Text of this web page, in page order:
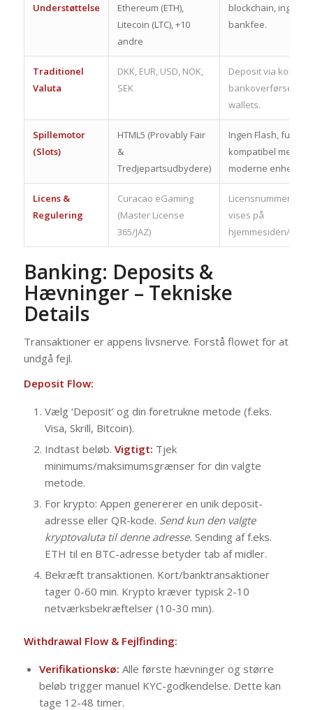
Understøttelse
Ethereum (ETH),
Litecoin (LTC), +10
andre
blockchain, ingen
bankfee.
Traditionel
Valuta
DKK, EUR, USD, NOK,
SEK
Deposit via kort,
bankoverførsel, e-
wallets.
Spillemotor
(Slots)
HTML5 (Provably Fair
&
Tredjepartsudbydere)
Ingen Flash, fuldt
kompatibel med
moderne enheder.
Licens &
Regulering
Curacao eGaming
(Master License
365/JAZ)
Licensnummer skal
vises på
hjemmesiden/
Banking: Deposits &
Hævninger – Tekniske
Details
Transaktioner er appens livsnerve. Forstå flowet for at
undgå fejl.
Deposit Flow:
Vælg ‘Deposit’ og din foretrukne metode (f.eks.
Visa, Skrill, Bitcoin).
Indtast beløb. Vigtigt: Tjek
minimums/maksimumsgrænser for din valgte
metode.
For krypto: Appen genererer en unik deposit-
adresse eller QR-kode. Send kun den valgte
kryptovaluta til denne adresse. Sending af f.eks.
ETH til en BTC-adresse betyder tab af midler.
Bekræft transaktionen. Kort/banktransaktioner
tager 0-60 min. Krypto kræver typisk 2-10
netværksbekræftelser (10-30 min).
Withdrawal Flow & Fejlfinding:
Verifikationskø: Alle første hævninger og større
beløb trigger manuel KYC-godkendelse. Dette kan
tage 12-48 timer.